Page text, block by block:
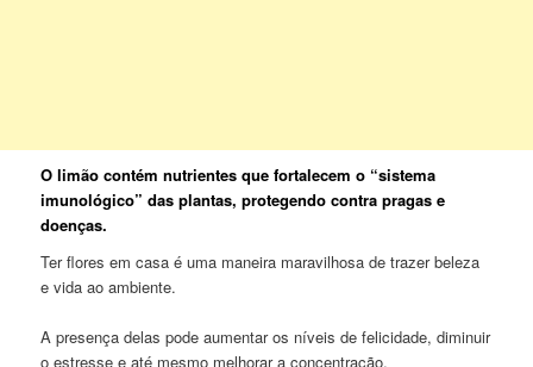
O limão contém nutrientes que fortalecem o “sistema
imunológico” das plantas, protegendo contra pragas e
doenças.
Ter flores em casa é uma maneira maravilhosa de trazer beleza
e vida ao ambiente.
A presença delas pode aumentar os níveis de felicidade, diminuir
o estresse e até mesmo melhorar a concentração.